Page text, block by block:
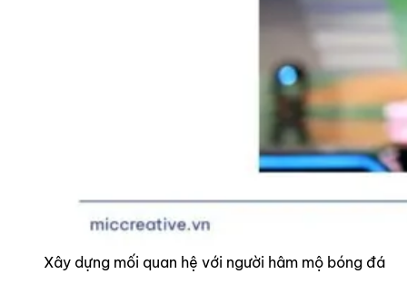
Xây dựng mối quan hệ với người hâm mộ bóng đá